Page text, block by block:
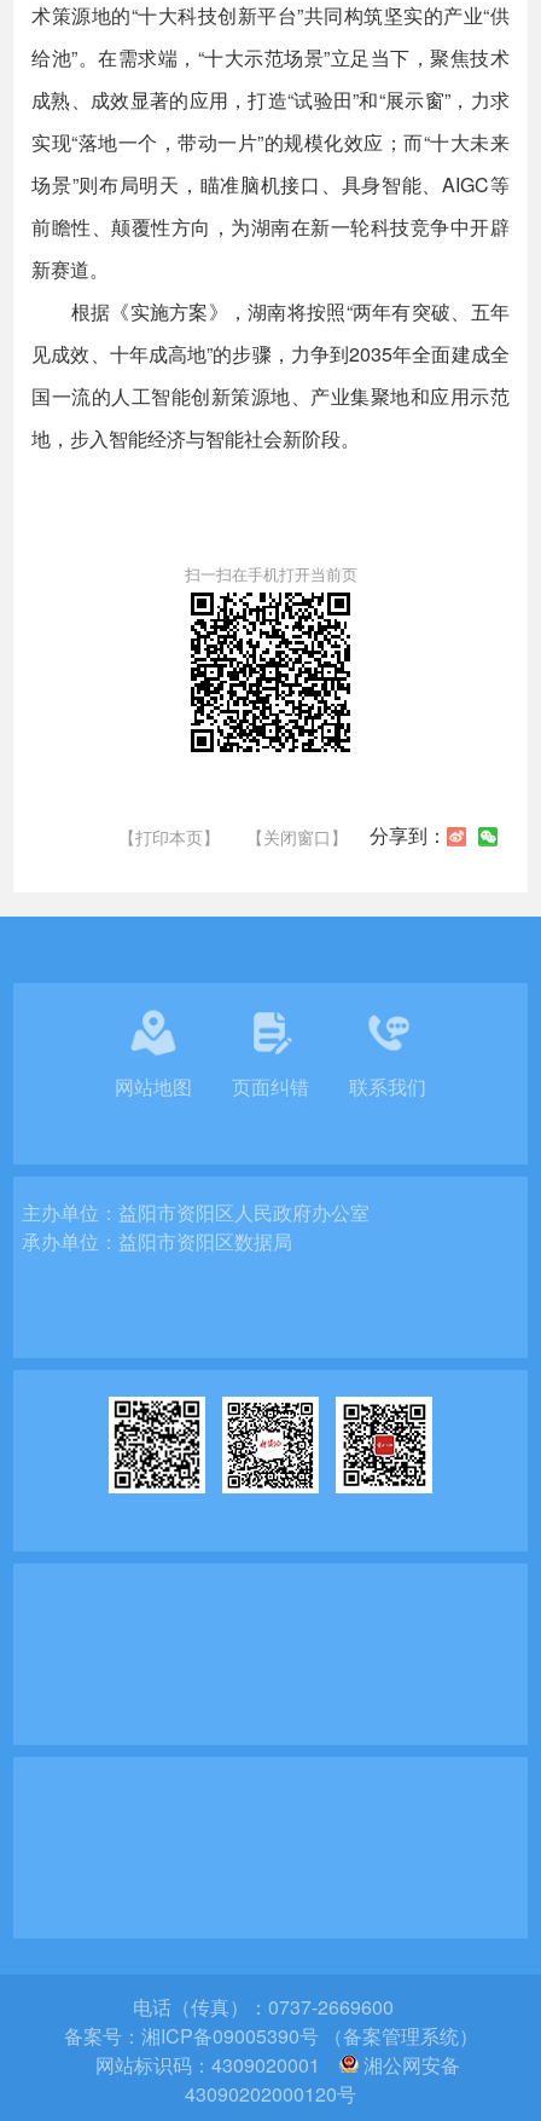
术策源地的“十大科技创新平台”共同构筑坚实的产业“供
给池”。在需求端，“十大示范场景”立足当下，聚焦技术
成熟、成效显著的应用，打造“试验田”和“展示窗”，力求
实现“落地一个，带动一片”的规模化效应；而“十大未来
场景”则布局明天，瞄准脑机接口、具身智能、AIGC等
前瞻性、颠覆性方向，为湖南在新一轮科技竞争中开辟
新赛道。
根据《实施方案》，湖南将按照“两年有突破、五年
见成效、十年成高地”的步骤，力争到2035年全面建成全
国一流的人工智能创新策源地、产业集聚地和应用示范
地，步入智能经济与智能社会新阶段。
扫一扫在手机打开当前页
【打印本页】 【关闭窗口】 分享到：
网站地图 页面纠错 联系我们
主办单位：益阳市资阳区人民政府办公室
承办单位：益阳市资阳区数据局
电话（传真）：0737-2669600
备案号： 湘ICP备09005390号 （备案管理系统）
网站标识码：4309020001
湘公网安备
43090202000120号